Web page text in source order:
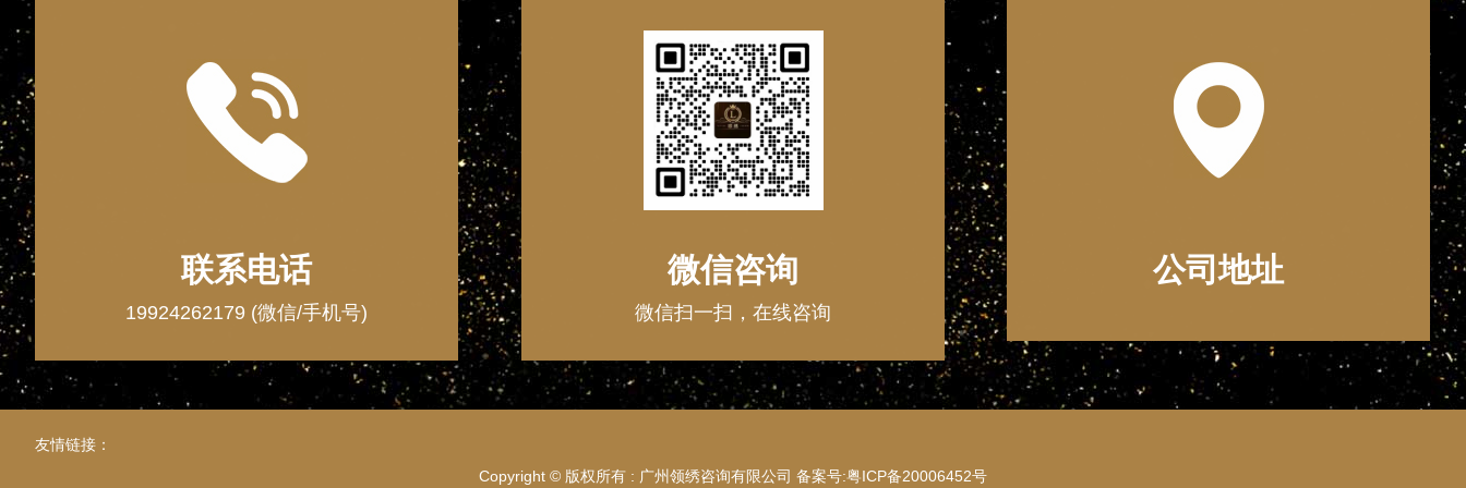
联系电话
19924262179 (微信/手机号)
微信咨询
微信扫一扫，在线咨询
公司地址
友情链接：
Copyright © 版权所有 : 广州领绣咨询有限公司 备案号:粤ICP备20006452号